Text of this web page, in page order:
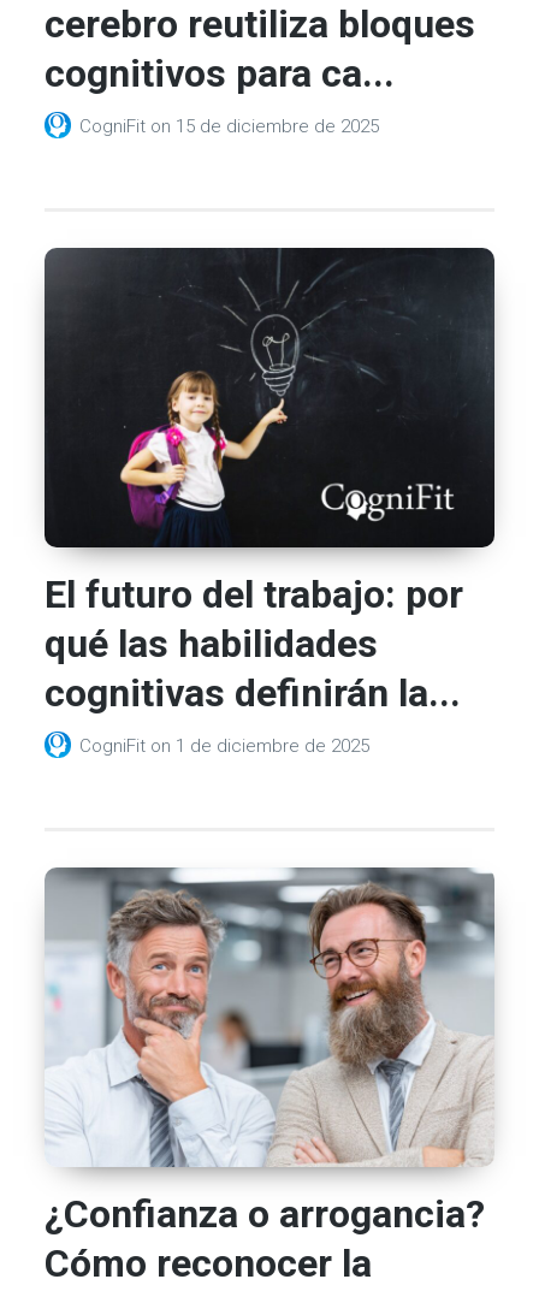
cerebro reutiliza bloques
cognitivos para ca...
CogniFit on 15 de diciembre de 2025
El futuro del trabajo: por
qué las habilidades
cognitivas definirán la...
CogniFit on 1 de diciembre de 2025
¿Confianza o arrogancia?
Cómo reconocer la